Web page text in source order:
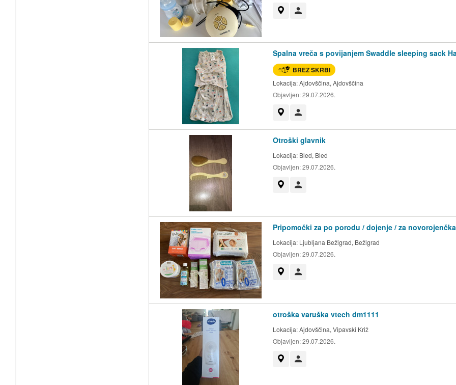
Spalna vreča s povijanjem Swaddle sleeping sack
BREZ SKRBI
Lokacija:Ajdovščina, Ajdovščina
Objavljen:29.07.2026.
Otroški glavnik
Lokacija: Bled, Bled
Objavljen:29.07.2026.
Pripomočki za po porodu / dojenje / za novorojenčka
Lokacija: Ljubljana Bežigrad, Bežigrad
Objavljen:29.07.2026.
otroška varuška vtech dm1111
Lokacija:Ajdovščina, Vipavski Križ
Objavljen:29.07.2026.